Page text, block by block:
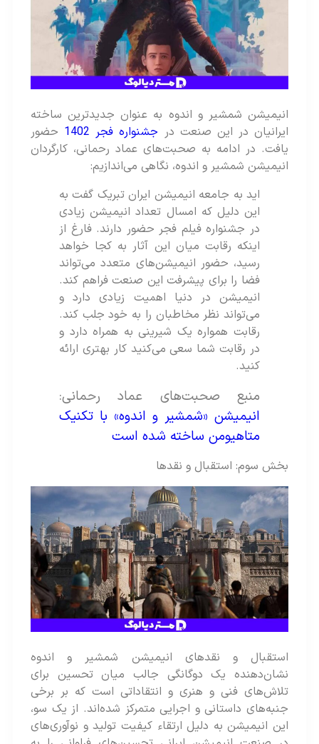
انیمیشن شمشیر و اندوه به عنوان جدیدترین ساخته
ایرانیان در این صنعت درجشنواره فجر 1402
حضور
یافت. در ادامه به صحبت‌های عماد رحمانی، کارگردان
انیمیشن شمشیر و اندوه، نگاهی می‌اندازیم:
اید به جامعه انیمیشن ایران تبریک گفت به
این دلیل که امسال تعداد انیمیشن زیادی
در جشنواره فیلم فجر حضور دارند. فارغ از
اینکه رقابت میان این آثار به کجا خواهد
رسید، حضور انیمیشن‌های متعدد می‌تواند
فضا را برای پیشرفت این صنعت فراهم کند.
انیمیشن در دنیا اهمیت زیادی دارد و
می‌تواند نظر مخاطبان را به خود جلب کند.
رقابت همواره یک شیرینی به همراه دارد و
در رقابت شما سعی می‌کنید کار بهتری ارائه
منبع صحبت‌های عماد رحمانی:
انیمیشن «شمشیر و اندوه» با تکنیک
متاهیومن ساخته شده است
بخش سوم: استقبال و نقدها
استقبال و نقدهای انیمیشن شمشیر و اندوه
نشان‌دهنده یک دوگانگی جالب میان تحسین برای
تلاش‌های فنی و هنری و انتقاداتی است که بر برخی
جنبه‌های داستانی و اجرایی متمرکز شده‌‌اند. از یک سو،
این انیمیشن به دلیل ارتقاء کیفیت تولید و نوآوری‌های